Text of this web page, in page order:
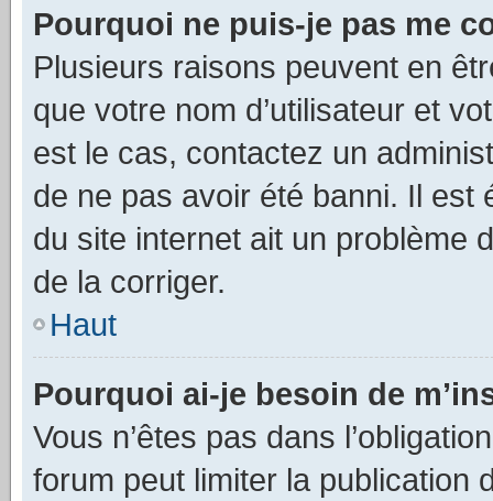
Pourquoi ne puis-je pas me
Plusieurs raisons peuvent en
que votre nom d’utilisateur et
est le cas, contactez un
de ne pas avoir été banni. Il est
du site internet ait un problème
de la corriger.
Haut
Pourquoi ai-je besoin de
Vous n’êtes pas dans
forum peut limiter la publication